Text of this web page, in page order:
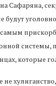
Сафаряна,
будут
системы,
которые